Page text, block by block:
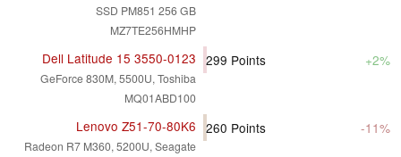
SSD PM851 256 GB
MZ7TE256HMHP
Dell Latitude 15 3550-0123
GeForce 830M, 5500U, Toshiba
MQ01ABD100
299 Points +2%
Lenovo Z51-70-80K6
Radeon R7 M360, 5200U, Seagate
260 Points -11%